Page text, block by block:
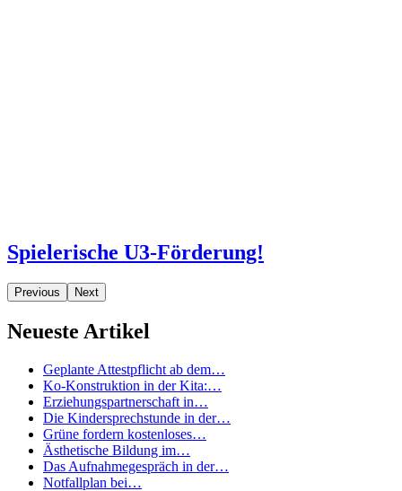
Spielerische U3-Förderung!
Previous Next
Neueste Artikel
Geplante Attestpflicht ab dem…
Ko-Konstruktion in der Kita:…
Erziehungspartnerschaft in…
Die Kindersprechstunde in der…
Grüne fordern kostenloses…
Ästhetische Bildung im…
Das Aufnahmegespräch in der…
Notfallplan bei…